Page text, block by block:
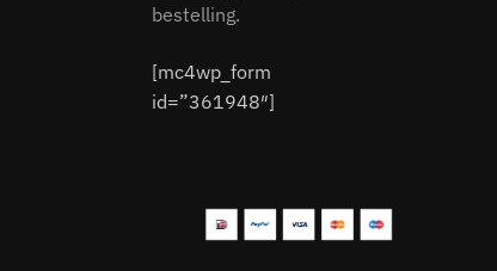
bestelling.
[mc4wp_form
id=”361948″]